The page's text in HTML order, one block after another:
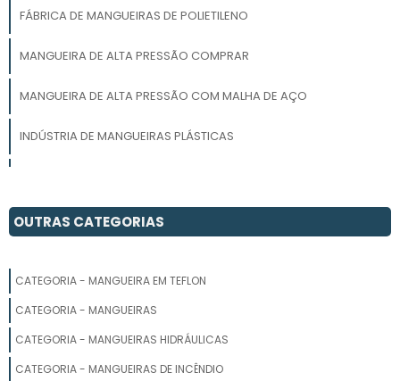
FÁBRICA DE MANGUEIRAS DE POLIETILENO
MANGUEIRA DE ALTA PRESSÃO COMPRAR
MANGUEIRA DE ALTA PRESSÃO COM MALHA DE AÇO
INDÚSTRIA DE MANGUEIRAS PLÁSTICAS
MANGUEIRA DE POLIETILENO PRETA INDUSTRIAL
MANGUEIRA DE ALTA PRESSÃO PARA COMPRESSORES
MANGUEIRA PRETA PVC 2 POLEGADAS PREÇO
OUTRAS CATEGORIAS
CATEGORIA - MANGUEIRA EM TEFLON
CATEGORIA - MANGUEIRAS
CATEGORIA - MANGUEIRAS HIDRÁULICAS
CATEGORIA - MANGUEIRAS DE INCÊNDIO